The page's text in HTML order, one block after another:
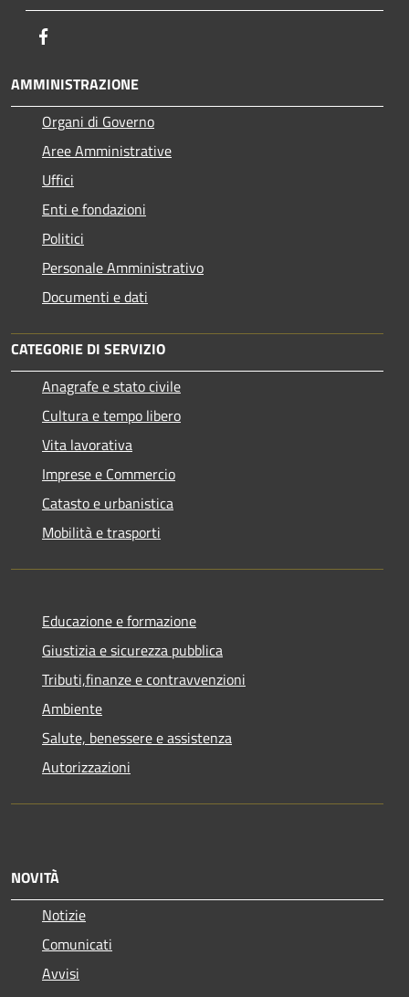
AMMINISTRAZIONE
Organi di Governo
Aree Amministrative
Uffici
Enti e fondazioni
Politici
Personale Amministrativo
Documenti e dati
CATEGORIE DI SERVIZIO
Anagrafe e stato civile
Cultura e tempo libero
Vita lavorativa
Imprese e Commercio
Catasto e urbanistica
Mobilità e trasporti
Educazione e formazione
Giustizia e sicurezza pubblica
Tributi,finanze e contravvenzioni
Ambiente
Salute, benessere e assistenza
Autorizzazioni
NOVITÀ
Notizie
Comunicati
Avvisi